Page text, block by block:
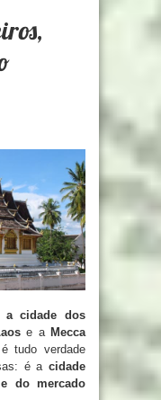
a cidade dos
e a Mecca
tudo verdade
é a cidade
do mercado